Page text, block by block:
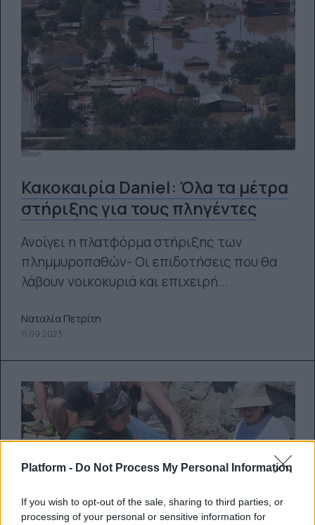
Platform - Do Not Process My Personal Information
If you wish to opt-out of the sale, sharing to third parties, or
processing of your personal or sensitive information for
Κακοκαιρία Daniel: Όλα τα μέτρα
στήριξης για τους πληγέντες
Ανοίγει η πλατφόρμα στήριξης των
πλημμυροπαθών- Οι επιδοτήσεις που θα
λάβουν νοικοκυριά και επιχειρή...
Ναταλία Πετρίτη
11.09.2023